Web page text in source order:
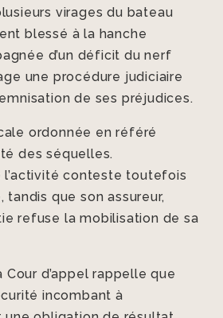
virages du bateau
blessé à la hanche
d’un déficit du nerf
une procédure judiciaire
de ses préjudices.
ordonnée en référé
des séquelles.
l’activité conteste toutefois
tandis que son assureur,
refuse la mobilisation de sa
Cour d’appel rappelle que
incombant à